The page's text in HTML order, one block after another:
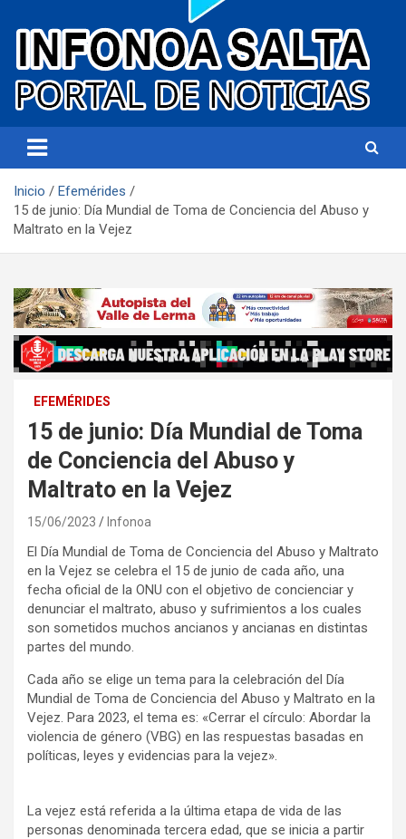
Infonoa Salta
Inicio
Efemérides
15 de junio: Día Mundial de Toma de Conciencia del Abuso y
Maltrato en la Vejez
EFEMÉRIDES
15 de junio: Día Mundial de Toma
de Conciencia del Abuso y
Maltrato en la Vejez
15/06/2023 Infonoa
El Día Mundial de Toma de Conciencia del Abuso y Maltrato
en la Vejez se celebra el 15 de junio de cada año, una
fecha oficial de la ONU con el objetivo de concienciar y
denunciar el maltrato, abuso y sufrimientos a los cuales
son sometidos muchos ancianos y ancianas en distintas
partes del mundo.
Cada año se elige un tema para la celebración del Día
Mundial de Toma de Conciencia del Abuso y Maltrato en la
Vejez. Para 2023, el tema es: «Cerrar el círculo: Abordar la
violencia de género (VBG) en las respuestas basadas en
políticas, leyes y evidencias para la vejez».
La vejez está referida a la última etapa de vida de las
personas denominada tercera edad, que se inicia a partir